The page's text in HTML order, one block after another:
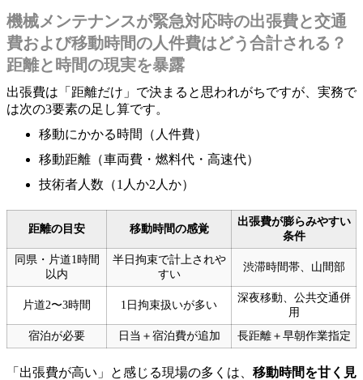
機械メンテナンスが緊急対応時の出張費と交通
費および移動時間の人件費はどう合計される？
距離と時間の現実を暴露
出張費は「距離だけ」で決まると思われがちですが、実務で
は次の3要素の足し算です。
移動にかかる時間（人件費）
移動距離（車両費・燃料代・高速代）
技術者人数（1人か2人か）
距離の目安 移動時間の感覚
出張費が膨らみやすい
条件
同県・片道1時間
以内
半日拘束で計上されや
すい
渋滞時間帯、山間部
片道2〜3時間 1日拘束扱いが多い
深夜移動、公共交通併
用
宿泊が必要
日当＋宿泊費が追加 長距離＋早朝作業指定
「出張費が高い」と感じる現場の多くは、 移動時間を甘く見